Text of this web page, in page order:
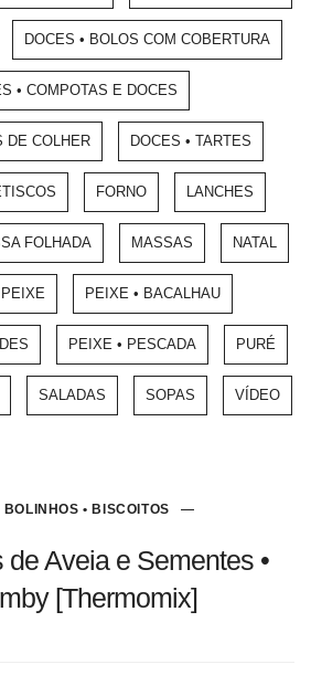
DOCES • BOLOS COM COBERTURA
• COMPOTAS E DOCES
DE COLHER DOCES • TARTES
FORNO LANCHES
FOLHADA MASSAS NATAL
PEIXE PEIXE • BACALHAU
PEIXE • PESCADA PURÉ
SALADAS SOPAS VÍDEO
BOLINHOS • BISCOITOS
de Aveia e Sementes •
[Thermomix]